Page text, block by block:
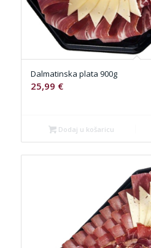
Dalmatinska plata 900g
25,99 €
Dodaj u košaricu